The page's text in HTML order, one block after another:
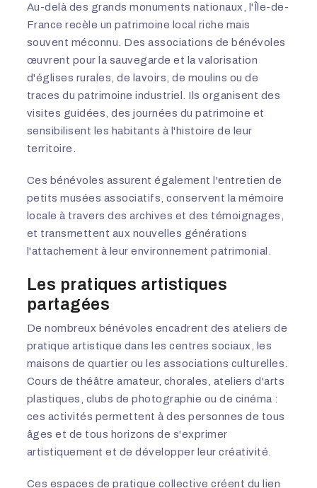
Au-delà des grands monuments nationaux, l'Île-de-
France recèle un patrimoine local riche mais
souvent méconnu. Des associations de bénévoles
œuvrent pour la sauvegarde et la valorisation
d'églises rurales, de lavoirs, de moulins ou de
traces du patrimoine industriel. Ils organisent des
visites guidées, des journées du patrimoine et
sensibilisent les habitants à l'histoire de leur
territoire.
Ces bénévoles assurent également l'entretien de
petits musées associatifs, conservent la mémoire
locale à travers des archives et des témoignages,
et transmettent aux nouvelles générations
l'attachement à leur environnement patrimonial.
Les pratiques artistiques
partagées
De nombreux bénévoles encadrent des ateliers de
pratique artistique dans les centres sociaux, les
maisons de quartier ou les associations culturelles.
Cours de théâtre amateur, chorales, ateliers d'arts
plastiques, clubs de photographie ou de cinéma :
ces activités permettent à des personnes de tous
âges et de tous horizons de s'exprimer
artistiquement et de développer leur créativité.
Ces espaces de pratique collective créent du lien